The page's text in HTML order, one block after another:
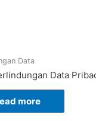
Data
Data
more